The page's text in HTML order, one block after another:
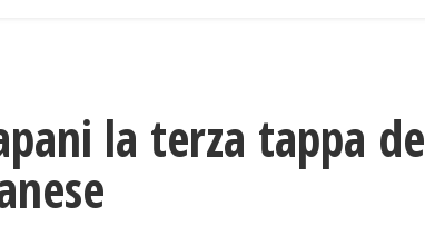
la terza tappa